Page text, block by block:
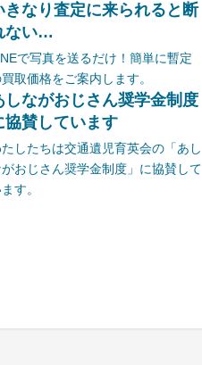
きなり査定に来られると断
ない…
で写真を送るだけ！簡単に暫定
取価格をご案内します。
しながおじさん奨学金制度
協賛しています
たしたちは交通遺児育英会の「あし
がおじさん奨学金制度」に協賛して
す。